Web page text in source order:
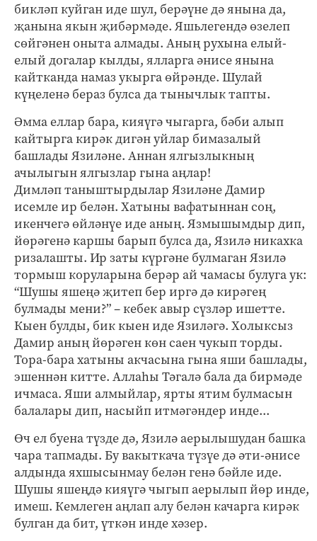
бикләп куйган иде шул, берәүне дә янына да,
җанына якын җибәрмәде. Яшьлегендә өзелеп
сөйгәнен оныта алмады. Аның рухына елый-
елый догалар кылды, ялларга әнисе янына
кайтканда намаз укырга өйрәнде. Шулай
күңеленә бераз булса да тынычлык тапты.
Әмма еллар бара, кияүгә чыгарга, бәби алып
кайтырга кирәк дигән уйлар бимазалый
башлады Язиләне. Аннан ялгызлыкның
ачылыгын ялгызлар гына аңлар!
Димләп таныштырдылар Язиләне Дамир
исемле ир белән. Хатыны вафатыннан соң,
икенчегә өйләнүе иде аның. Язмышымдыр дип,
йөрәгенә каршы барып булса да, Язилә никахка
ризалашты. Ир заты күргәне булмаган Язилә
тормыш коруларына берәр ай чамасы булуга ук:
“Шушы яшеңә җитеп бер иргә дә кирәгең
булмады мени?” – кебек авыр сүзләр ишетте.
Кыен булды, бик кыен иде Язиләгә. Холыксыз
Дамир аның йөрәген көн саен чукып торды.
Тора-бара хатыны акчасына гына яши башлады,
эшеннән китте. Аллаһы Тәгалә бала да бирмәде
ичмаса. Яши алмыйлар, ярты ятим булмасын
балалары дип, насыйп итмәгәндер инде...
Өч ел буена түзде дә, Язилә аерылышудан башка
чара тапмады. Бу вакыткача түзүе дә әти-әнисе
алдында яхшысынмау белән генә бәйле иде.
Шушы яшеңдә кияүгә чыгып аерылып йөр инде,
имеш. Кемлеген аңлап алу белән качарга кирәк
булган да бит, үткән инде хәзер.